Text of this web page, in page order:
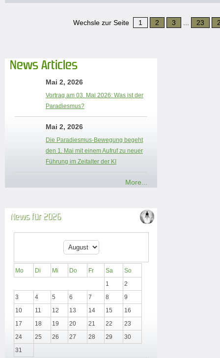
Wechsle zur Seite 1 2 3 23
News Articles
Mai 2, 2026
Vortrag am 03. Mai 2026: Was ist der
Paradiesmus?
Mai 2, 2026
Die Paradiesmus-Bewegung begeht
den 1. Mai mit einem Aufruf zu neuer
Führung im Zeitalter der KI
More...
News für 2026
Mo Di Mi Do Fr Sa
So
1
2
3
4 5 6 7 8
9
10
11 12 13 14 15
16
17
18 19 20 21 22
23
24
25 26 27 28 29
30
31